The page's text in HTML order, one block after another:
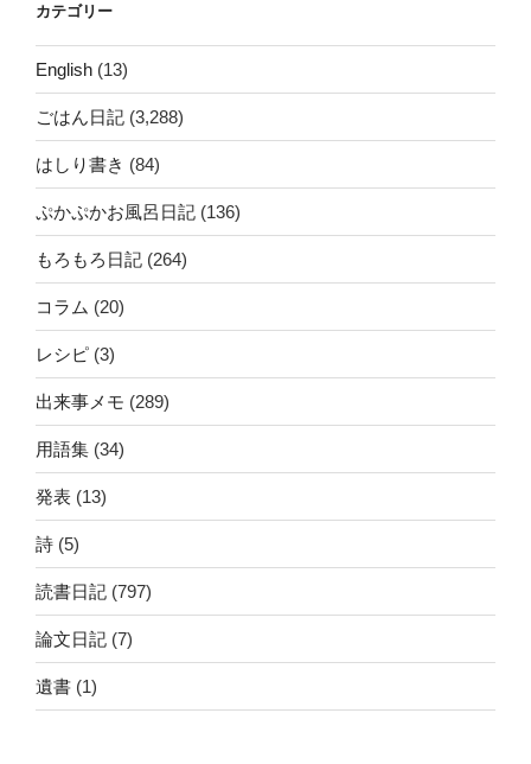
カテゴリー
English (13)
ごはん日記 (3,288)
はしり書き (84)
ぷかぷかお風呂日記 (136)
もろもろ日記 (264)
コラム (20)
レシピ (3)
出来事メモ (289)
用語集 (34)
発表 (13)
詩 (5)
読書日記 (797)
論文日記 (7)
遺書 (1)